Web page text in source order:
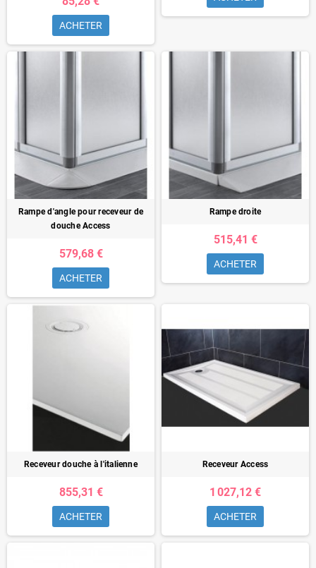
ACHETER
Rampe d'angle pour receveur de
douche Access
579,68 €
ACHETER
Rampe droite
515,41 €
ACHETER
Receveur douche à l'italienne
855,31 €
ACHETER
Receveur Access
1 027,12 €
ACHETER